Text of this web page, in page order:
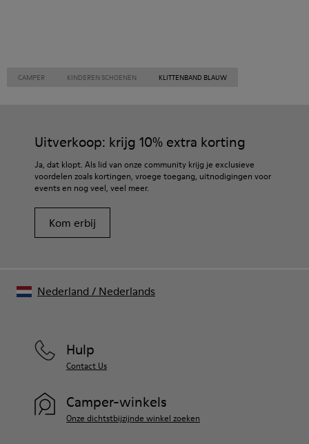
CAMPER KINDEREN SCHOENEN KLITTENBAND BLAUW
Uitverkoop: krijg 10% extra korting
Ja, dat klopt. Als lid van onze community krijg je exclusieve
voordelen zoals kortingen, vroege toegang, uitnodigingen voor
events en nog veel, veel meer.
Kom erbij
Hulp
Contact Us
Camper-winkels
Onze dichtstbijzijnde winkel zoeken
Nederland / Nederlands